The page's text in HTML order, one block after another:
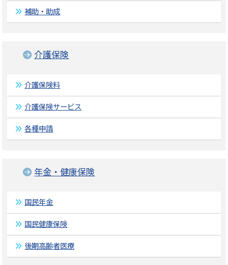
補助・助成
介護保険
介護保険料
介護保険サービス
各種申請
年金・健康保険
国民年金
国民健康保険
後期高齢者医療